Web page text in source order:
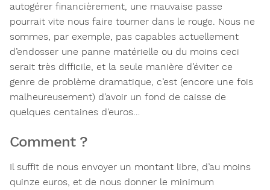
autogérer financièrement, une mauvaise passe
pourrait vite nous faire tourner dans le rouge. Nous ne
sommes, par exemple, pas capables actuellement
d’endosser une panne matérielle ou du moins ceci
serait très difficile, et la seule manière d’éviter ce
genre de problème dramatique, c’est (encore une fois
malheureusement) d’avoir un fond de caisse de
quelques centaines d’euros…
Comment ?
Il suffit de nous envoyer un montant libre, d’au moins
quinze euros, et de nous donner le minimum